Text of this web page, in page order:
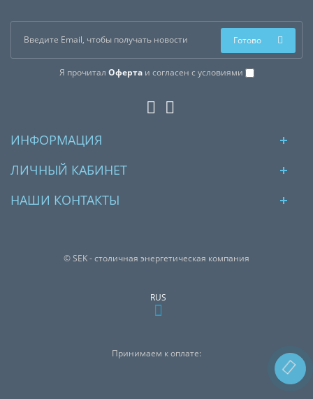
Я прочитал Офертаи согласен с условиями
Готово
ИНФОРМАЦИЯ
ЛИЧНЫЙ КАБИНЕТ
НАШИ КОНТАКТЫ
© SEK - столичная энергетическая компания
RUS
Принимаем к оплате: